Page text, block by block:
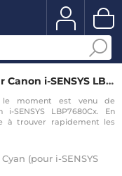
Toner imprimante pour Canon i-SENSYS LBP7680Cx
le moment est venu de
SENSYS LBP7680Cx. En
à trouver rapidement les
(pour i-SENSYS